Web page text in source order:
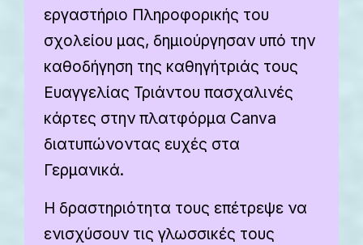
εργαστήριο Πληροφορικής του
σχολείου μας, δημιούργησαν υπό την
καθοδήγηση της καθηγήτριάς τους
Ευαγγελίας Τριάντου πασχαλινές
κάρτες στην πλατφόρμα Canva
διατυπώνοντας ευχές στα
Γερμανικά.
Η δραστηριότητα τους επέτρεψε να
ενισχύσουν τις γλωσσικές τους